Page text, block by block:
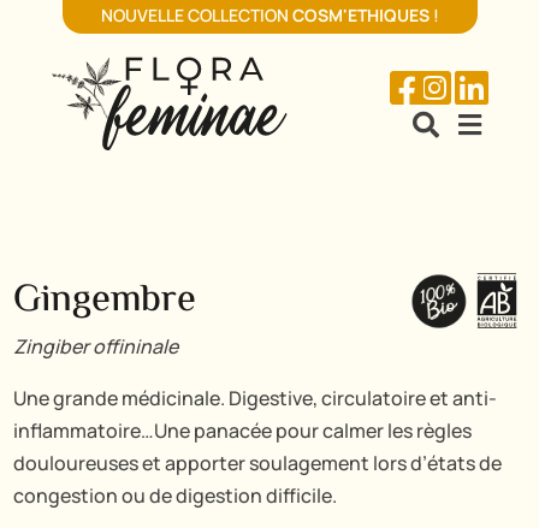
NOUVELLE COLLECTION COSM'ETHIQUES!
  
 
Gingembre
Zingiber offininale
Une grande médicinale. Digestive, circulatoire et anti-
inflammatoire…Une panacée pour calmer les règles
douloureuses et apporter soulagement lors d’états de
congestion ou de digestion difficile.